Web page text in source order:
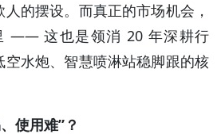
的摆设。而真正的市场机会，
—— 这也是领消 20 年深耕行
空水炮、智慧喷淋站稳脚跟的核
使用难”？